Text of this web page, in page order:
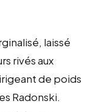
laissé
rivés aux
de poids
Radonski.